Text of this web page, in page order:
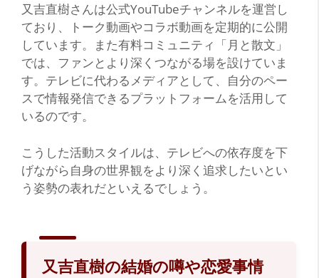
又吉直樹さんは公式YouTubeチャンネルを運営し
ており、トーク動画やコラボ動画を定期的に公開
しています。また有料コミュニティ「月と散文」
では、ファンとより深くつながる場を設けていま
す。テレビに代わるメディアとして、自分のペー
スで情報発信できるプラットフォームを活用して
いるのです。
こうした活動スタイルは、テレビへの依存度を下
げながら自身の世界観をより深く追求したいとい
う姿勢の表れだといえるでしょう。
又吉直樹の結婚の噂や恋愛事情